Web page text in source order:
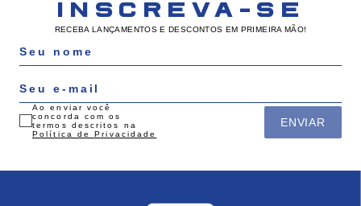
INSCREVA-SE
RECEBA LANÇAMENTOS E DESCONTOS EM PRIMEIRA MÃO!
ENVIAR
Ao enviar você
concorda com os
termos descritos na
Política de Privacidade